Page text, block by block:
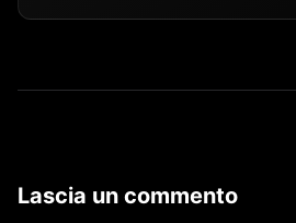
Lascia un commento